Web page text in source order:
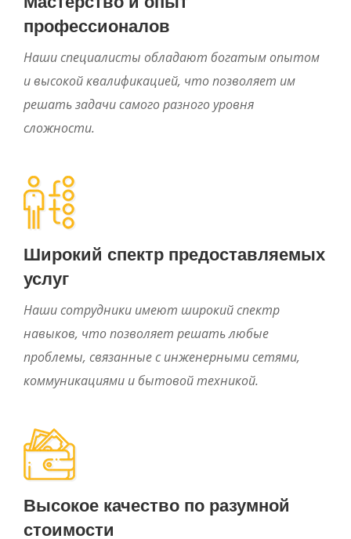
профессионалов
Наши специалисты обладают богатым опытом
и высокой квалификацией, что позволяет им
решать задачи самого разного уровня
сложности.
Широкий спектр предоставляемых
услуг
Наши сотрудники имеют широкий спектр
навыков, что позволяет решать любые
проблемы, связанные с инженерными сетями,
коммуникациями и бытовой техникой.
Высокое качество по разумной
стоимости